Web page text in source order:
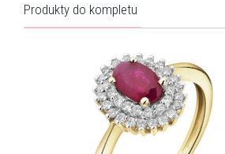
Produkty do kompletu